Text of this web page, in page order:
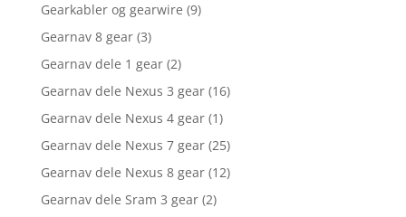
Gearkabler og gearwire (9)
Gearnav 8 gear (3)
Gearnav dele 1 gear (2)
Gearnav dele Nexus 3 gear (16)
Gearnav dele Nexus 4 gear (1)
Gearnav dele Nexus 7 gear (25)
Gearnav dele Nexus 8 gear (12)
Gearnav dele Sram 3 gear (2)